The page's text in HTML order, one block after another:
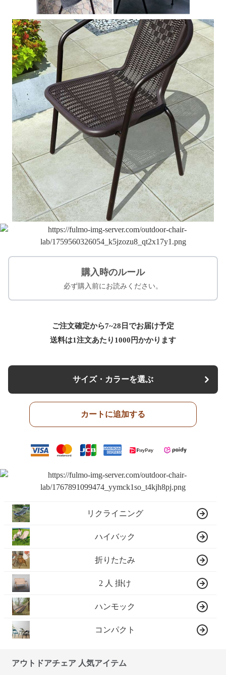
購入時のルール
必ず購入前にお読みください。
ご注文確定から7~28日でお届け予定
送料は1注文あたり 1000 円かかります
サイズ・カラーを選ぶ
カートに追加する
リクライニング
ハイバック
折りたたみ
2 人 掛け
ハンモック
コンパクト
アウトドアチェア 人気アイテム